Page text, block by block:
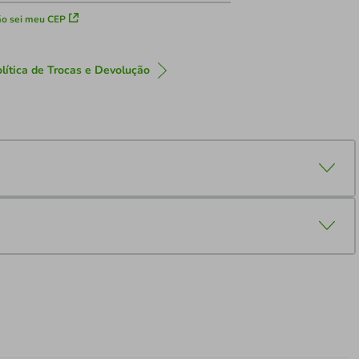
sei meu CEP
de Trocas e Devolução